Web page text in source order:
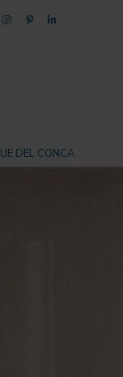
DEL CONCA